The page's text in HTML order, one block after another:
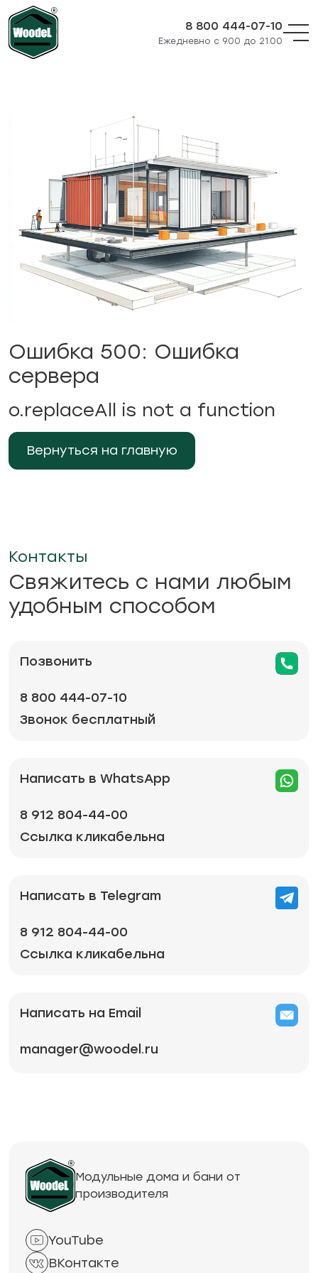
8 800 444-07-10
Ежедневно с 9.00 до 21.00
Ошибка 500: Ошибка
сервера
o.replaceAll is not a function
Вернуться на главную
Контакты
Свяжитесь с нами любым
удобным способом
Позвонить
8 800 444-07-10
Звонок бесплатный
Написать в WhatsApp
8 912 804-44-00
Ссылка кликабельна
Написать в Telegram
8 912 804-44-00
Ссылка кликабельна
Написать на Email
manager@woodel.ru
Модульные дома и бани от
производителя
YouTube
ВКонтакте